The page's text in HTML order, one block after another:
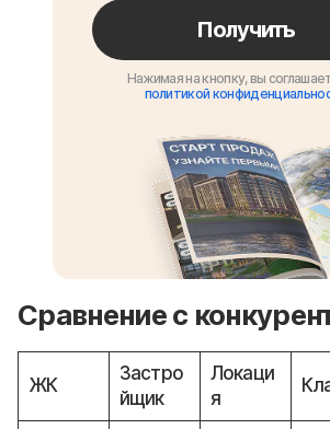
Получить
Нажимая на кнопку, вы
политикой
Сравнение с
ЖК
Застро
йщик
Локаци
я